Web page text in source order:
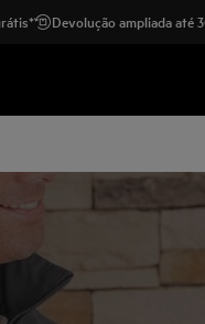
Devolução ampliada até